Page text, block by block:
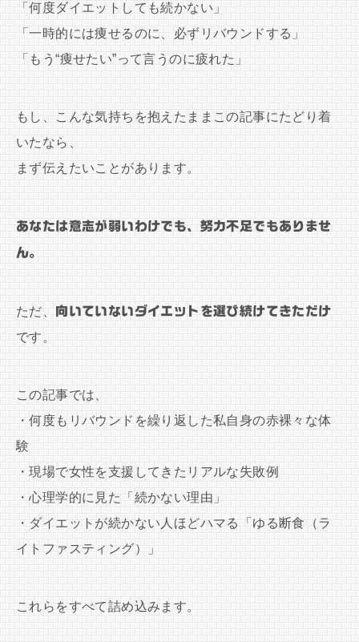
「何度ダイエットしても続かない」
「一時的には痩せるのに、必ずリバウンドする」
「もう“痩せたい”って言うのに疲れた」
もし、こんな気持ちを抱えたままこの記事にたどり着
いたなら、
まず伝えたいことがあります。
あなたは意志が弱いわけでも、努力不足でもありませ
ん。
ただ、 向いていないダイエットを選び続けてきただけ
です。
この記事では、
・何度もリバウンドを繰り返した私自身の赤裸々な体
験
・現場で女性を支援してきたリアルな失敗例
・心理学的に見た「続かない理由」
・ダイエットが続かない人ほどハマる「ゆる断食（ラ
イトファスティング）」
これらをすべて詰め込みます。